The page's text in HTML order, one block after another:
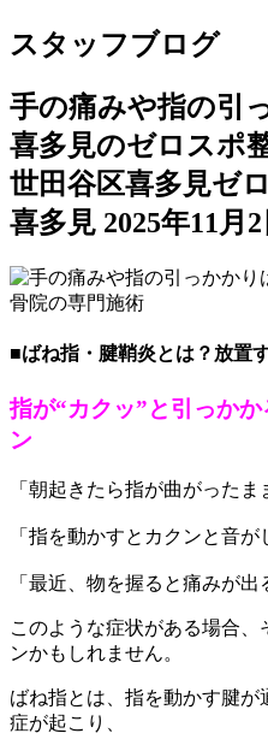
スタッフブログ
手の痛みや指の引
喜多見のゼロスポ
世田谷区喜多見ゼ
喜多見 2025年11月2
■ばね指・腱鞘炎とは？放置
指が“カクッ”と引っか
ン
「朝起きたら指が曲がったま
「指を動かすとカクンと音が
「最近、物を握ると痛みが出
このような症状がある場合
ンかもしれません。
ばね指とは、指を動かす腱
症が起こり、